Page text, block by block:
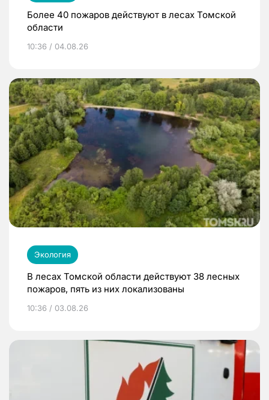
Более 40 пожаров действуют в лесах Томской
области
10:36 / 04.08.26
Экология
В лесах Томской области действуют 38 лесных
пожаров, пять из них локализованы
10:36 / 03.08.26